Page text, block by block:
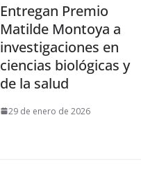
Entregan Premio
Matilde Montoya a
investigaciones en
ciencias biológicas y
de la salud
29 de enero de 2026